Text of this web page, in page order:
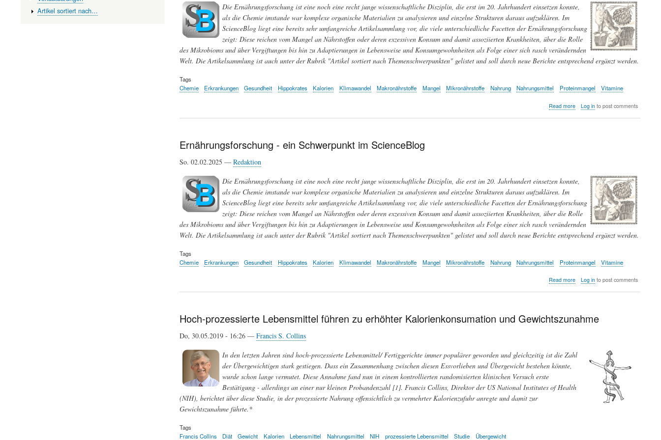
Die Ernährungsforschung ist eine noch eine recht junge wissenschaftliche Disziplin, die erst im 20. Jahrhundert einsetzen konnte,
als die Chemie imstande war komplexe organische Materialien zu analysieren und einzelne Strukturen daraus aufzuklären. Im
ScienceBlog liegt eine bereits sehr umfangreiche Artikelsammlung vor, die viele unterschiedliche Facetten der Ernährungsforschung
zeigt: Diese reichen vom Mangel an Nährstoffen oder deren exzessiven Konsum und damit assoziierten Krankheiten, über die Rolle
des Mikrobioms und über Vergiftungen bis hin zu Adaptierungen in Lebensweise und Konsumgewohnheiten als Folge einer sich rasch verändernden
Welt. Die Artikelsammlung ist auch unter der Rubrik "Artikel sortiert nach Themenschwerpunkten" gelistet und soll durch neue Berichte entsprechend ergänzt werden.
Tags
Chemie
Erkrankungen Gesundheit Hippokrates Kalorien Klimawandel Makronährstoffe Mangel Mikronährstoffe Nahrung Nahrungsmittel Proteinmangel Vitamine
Read moreabout
Log into post comments
Ernährungsforschung - ein Schwerpunkt im ScienceBlog
So. 02.02.2025 — Redaktion
Die Ernährungsforschung ist eine noch eine recht junge wissenschaftliche Disziplin, die erst im 20. Jahrhundert einsetzen konnte,
als die Chemie imstande war komplexe organische Materialien zu analysieren und einzelne Strukturen daraus aufzuklären. Im
ScienceBlog liegt eine bereits sehr umfangreiche Artikelsammlung vor, die viele unterschiedliche Facetten der Ernährungsforschung
zeigt: Diese reichen vom Mangel an Nährstoffen oder deren exzessiven Konsum und damit assoziierten Krankheiten, über die Rolle
des Mikrobioms und über Vergiftungen bis hin zu Adaptierungen in Lebensweise und Konsumgewohnheiten als Folge einer sich rasch verändernden
Welt. Die Artikelsammlung ist auch unter der Rubrik "Artikel sortiert nach Themenschwerpunkten" gelistet und soll durch neue Berichte entsprechend ergänzt werden.
Tags
Chemie
Erkrankungen Gesundheit Hippokrates Kalorien Klimawandel Makronährstoffe Mangel Mikronährstoffe Nahrung Nahrungsmittel Proteinmangel Vitamine
Read moreabout
im
Log into post comments
Hoch-prozessierte Lebensmittel führen zu erhöhter Kalorienkonsumation und Gewichtszunahme
Do, 30.05.2019 - 16:26 — Francis S. Collins
In den letzten Jahren sind hoch-prozessierte Lebensmittel/ Fertiggerichte immer populärer geworden und gleichzeitig ist die Zahl
der Übergewichtigen stark gestiegen. Dass ein Zusammenhang zwischen diesen Essvorlieben und Übergewicht bestehen könnte,
wurde schon lange vermutet. Diese Annahme fand nun in einem kontrollierten randomisierten klinischen Versuch erste
Bestätigung - allerdings an einer nur kleinen Probandenzahl [1]. Francis Collins, Direktor der US National Institutes of Health
(NIH), berichtet über diese Studie, in der prozessierte Nahrung offensichtlich zu vermehrter Kalorienzufuhr anregte und damit zur
Gewichtszunahme führte.*
Tags
Francis Collins
Diät Gewicht Kalorien Lebensmittel Nahrungsmittel NIH prozessierte Lebensmittel Studie Übergewicht
Artikel sortiert nach…